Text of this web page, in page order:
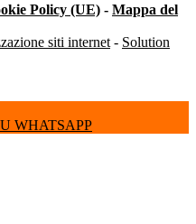
Policy (UE) - Mappa del
siti internet - Solution
WHATSAPP